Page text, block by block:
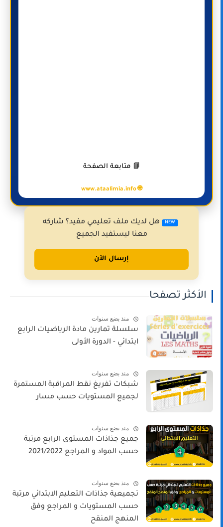
📘 متابعة الصفحة
🌐 www.ataalimia.info
NEW
هل لديك ملف تعليمي مفيد؟ شاركه
معنا ليستفيد الجميع
إرسال الآن
الأكثر تصفحا
منذ بضع سنوات
سلسلة تمارين مادة الرياضيات الرابع
ابتدائي - الدورة الأولى
منذ بضع سنوات
شبكات تفريغ نقط المراقبة المستمرة
لجميع المستويات حسب مسار
منذ بضع سنوات
جميع جذاذات المستوى الرابع مرتبة
حسب المواد و المراجع 2021/2022
منذ بضع سنوات
تجميعية جذاذات التعليم الابتدائي مرتبة
حسب المستويات و المراجع وفق
المنهج المنقح